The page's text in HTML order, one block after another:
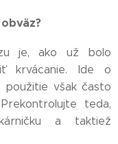
je, ako už bolo
krvácanie. Ide o
použitie však často
teda,
a taktiež